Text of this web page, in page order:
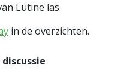
Lutine las.
in de overzichten.